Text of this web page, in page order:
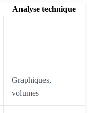
Analyse technique
Graphiques,
volumes